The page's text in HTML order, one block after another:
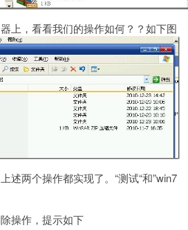
上，看看我们的操作如何？？如下图
述两个操作都实现了。“测试“和”win7
操作，提示如下